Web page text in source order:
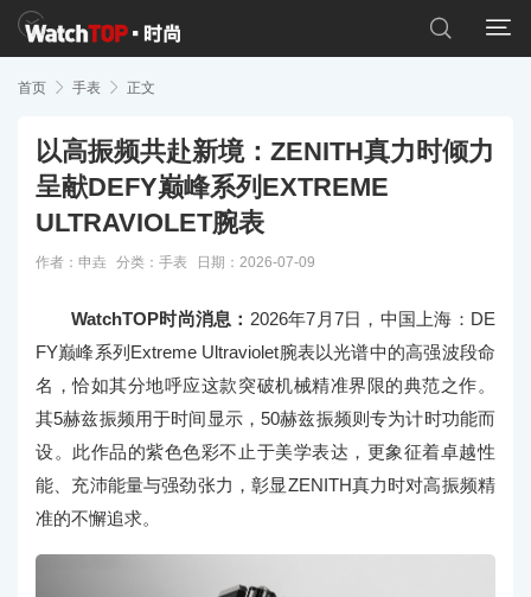


首页  手表  正文
以高振频共赴新境：ZENITH真力时倾力
呈献DEFY巅峰系列EXTREME
ULTRAVIOLET腕表
作者：申垚 分类： 手表 日期：2026-07-09
WatchTOP时尚消息： 2026年7月7日，中国上海：DE
FY巅峰系列Extreme Ultraviolet腕表以光谱中的高强波段命
名，恰如其分地呼应这款突破机械精准界限的典范之作。
其5赫兹振频用于时间显示，50赫兹振频则专为计时功能而
设。此作品的紫色色彩不止于美学表达，更象征着卓越性
能、充沛能量与强劲张力，彰显ZENITH真力时对高振频精
准的不懈追求。